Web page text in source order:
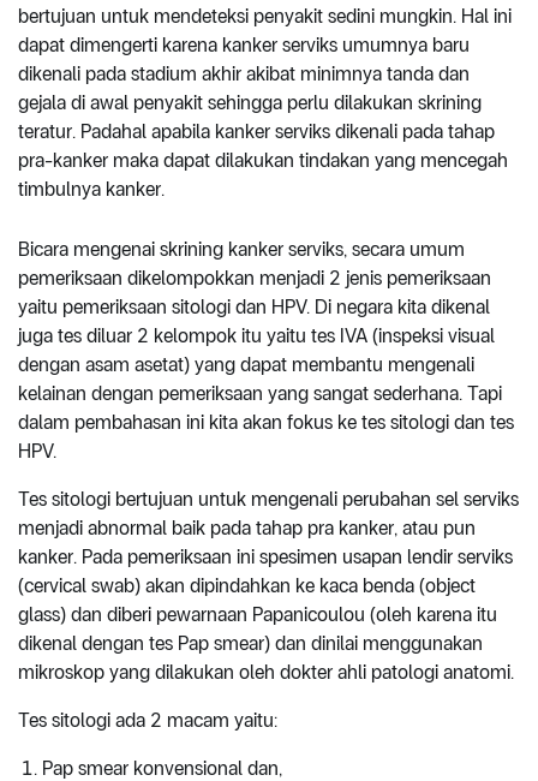
bertujuan untuk mendeteksi penyakit sedini mungkin. Hal ini
dapat dimengerti karena kanker serviks umumnya baru
dikenali pada stadium akhir akibat minimnya tanda dan
gejala di awal penyakit sehingga perlu dilakukan skrining
teratur. Padahal apabila kanker serviks dikenali pada tahap
pra-kanker maka dapat dilakukan tindakan yang mencegah
timbulnya kanker.
Bicara mengenai skrining kanker serviks, secara umum
pemeriksaan dikelompokkan menjadi 2 jenis pemeriksaan
yaitu pemeriksaan sitologi dan HPV. Di negara kita dikenal
juga tes diluar 2 kelompok itu yaitu tes IVA (inspeksi visual
dengan asam asetat) yang dapat membantu mengenali
kelainan dengan pemeriksaan yang sangat sederhana. Tapi
dalam pembahasan ini kita akan fokus ke tes sitologi dan tes
HPV.
Tes sitologi bertujuan untuk mengenali perubahan sel serviks
menjadi abnormal baik pada tahap pra kanker, atau pun
kanker. Pada pemeriksaan ini spesimen usapan lendir serviks
(cervical swab) akan dipindahkan ke kaca benda (object
glass) dan diberi pewarnaan Papanicoulou (oleh karena itu
dikenal dengan tes Pap smear) dan dinilai menggunakan
mikroskop yang dilakukan oleh dokter ahli patologi anatomi.
Tes sitologi ada 2 macam yaitu:
Pap smear konvensional dan,